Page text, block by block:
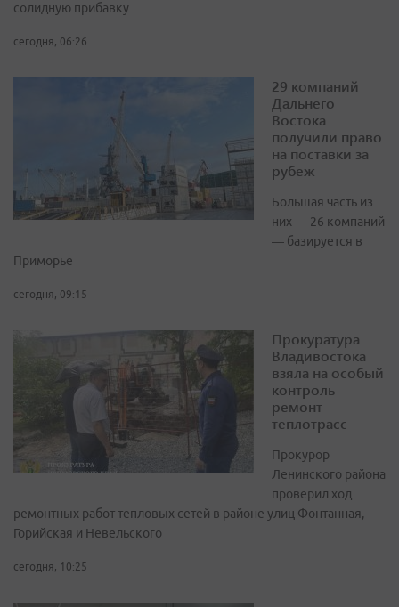
солидную прибавку
сегодня, 06:26
29 компаний
Дальнего
Востока
получили право
на поставки за
рубеж
Большая часть из
них — 26 компаний
— базируется в
Приморье
сегодня, 09:15
Прокуратура
Владивостока
взяла на особый
контроль
ремонт
теплотрасс
Прокурор
Ленинского района
проверил ход
ремонтных работ тепловых сетей в районе улиц Фонтанная,
Горийская и Невельского
сегодня, 10:25